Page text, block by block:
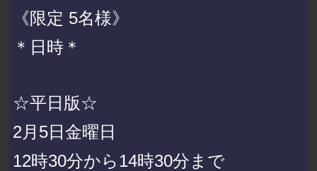
《限定 5名様》
＊日時＊
☆平日版☆
2月5日金曜日
12時30分から14時30分まで